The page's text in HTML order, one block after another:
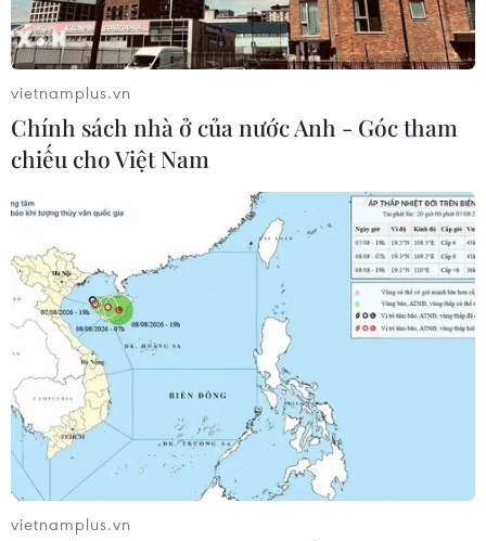
Ngành hải quan thu hơn 830 tỷ đồng mỗi
ngày trong tháng Ba
30/03/2017 10:38
Số thu ngành hải quan từ 1/3 đến 28/3 đạt 23.410 tỷ
đồng, tương đương số thu mỗi ngày của ngành này là
khoảng 836 tỷ đồng.
vietnamplus.vn
Chính sách nhà ở của nước Anh - Góc tham
chiếu cho Việt Nam
vietnamplus.vn